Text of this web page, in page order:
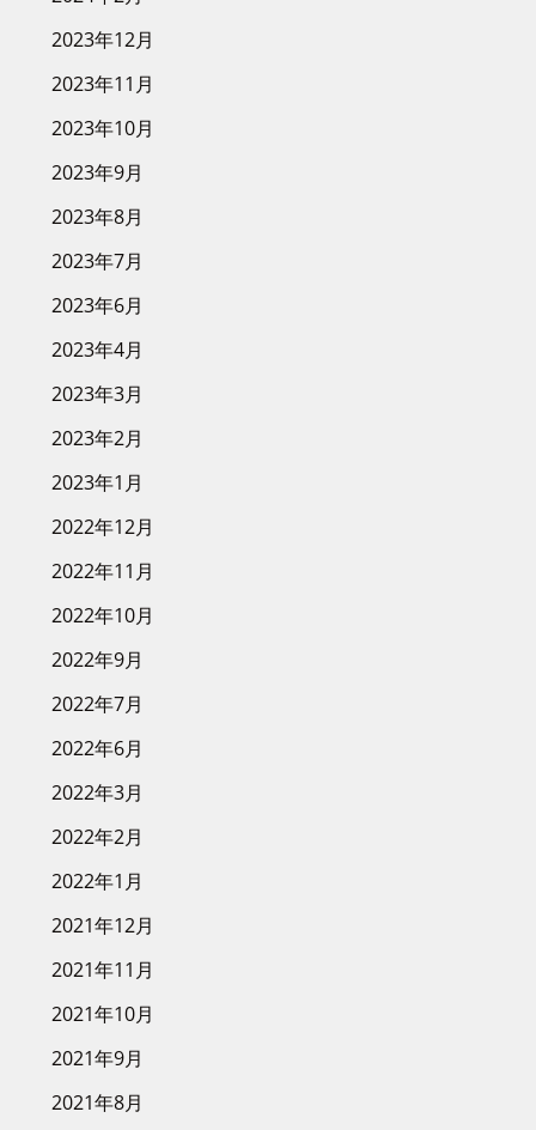
2023年12月
2023年11月
2023年10月
2023年9月
2023年8月
2023年7月
2023年6月
2023年4月
2023年3月
2023年2月
2023年1月
2022年12月
2022年11月
2022年10月
2022年9月
2022年7月
2022年6月
2022年3月
2022年2月
2022年1月
2021年12月
2021年11月
2021年10月
2021年9月
2021年8月